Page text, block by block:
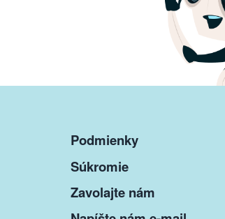
Podmienky
Súkromie
Zavolajte nám